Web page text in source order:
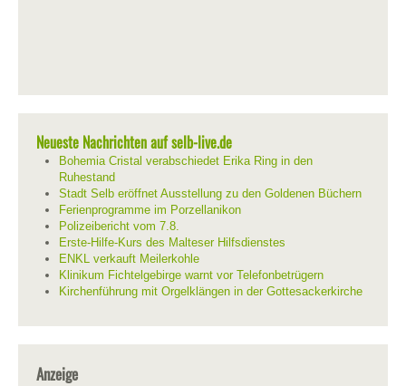
Neueste Nachrichten auf selb-live.de
Bohemia Cristal verabschiedet Erika Ring in den
Ruhestand
Stadt Selb eröffnet Ausstellung zu den Goldenen Büchern
Ferienprogramme im Porzellanikon
Polizeibericht vom 7.8.
Erste-Hilfe-Kurs des Malteser Hilfsdienstes
ENKL verkauft Meilerkohle
Klinikum Fichtelgebirge warnt vor Telefonbetrügern
Kirchenführung mit Orgelklängen in der Gottesackerkirche
Anzeige